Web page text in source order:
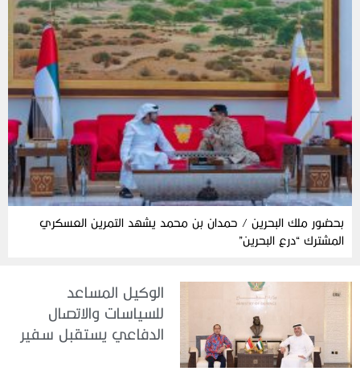
بحضور ملك البحرين / حمدان بن محمد يشهد التمرين العسكري
المشترك “درع البحرين”
الوكيل المساعد
للسياسات والاتصال
الدفاعي يستقبل سفير